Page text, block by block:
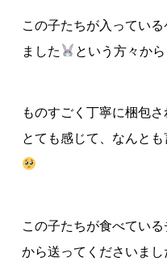
この子たちが入ってい
ました
という方々か
ものすごく丁寧に梱包
とても感じて、なんと
この子たちが食べてい
から送ってくださいまし